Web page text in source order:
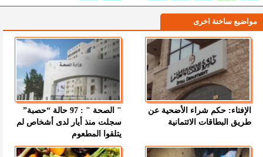
مواضيع ساخنة اخرى
الإفتاء: حكم شراء الأضحية عن
طريق البطاقات الائتمانية
" الصحة " : 97 حالة “حصبة”
سجلت منذ أيار لدى أشخاص لم
يتلقوا المطعوم